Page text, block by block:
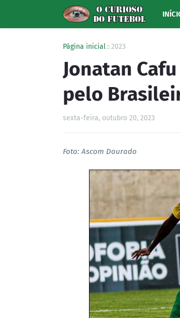
Página inicial 2023
Jonatan
pelo
sexta-feira, outubro 20, 2023
Foto: Ascom Dourado